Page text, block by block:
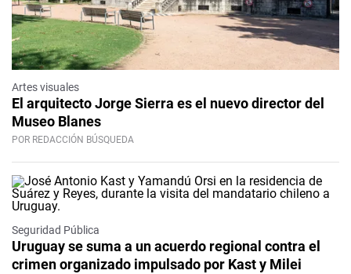
Artes visuales
El arquitecto Jorge Sierra es el nuevo director del
Museo Blanes
POR REDACCIÓN BÚSQUEDA
Seguridad Pública
Uruguay se suma a un acuerdo regional contra el
crimen organizado impulsado por Kast y Milei